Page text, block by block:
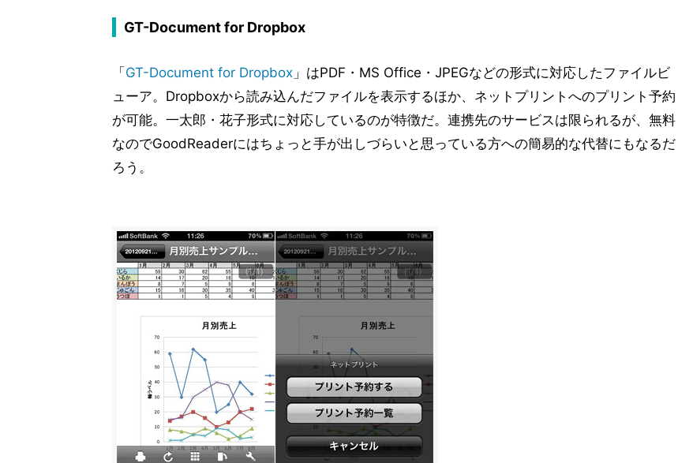
GT-Document for Dropbox
「 GT-Document for Dropbox 」はPDF・MS Office・JPEGなどの形式に対応したファイルビ
ューア。Dropboxから読み込んだファイルを表示するほか、ネットプリントへのプリント予約
が可能。一太郎・花子形式に対応しているのが特徴だ。連携先のサービスは限られるが、無料
なのでGoodReaderにはちょっと手が出しづらいと思っている方への簡易的な代替にもなるだ
ろう。